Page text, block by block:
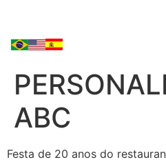
ABC
Festa de 20 anos do